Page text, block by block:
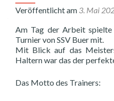
Veröffentlicht am 3. Mai
Am Tag der Arbeit
Turnier von SSV Buer mit.
Mit Blick auf das
Haltern war das der
Das Motto des Trainers: